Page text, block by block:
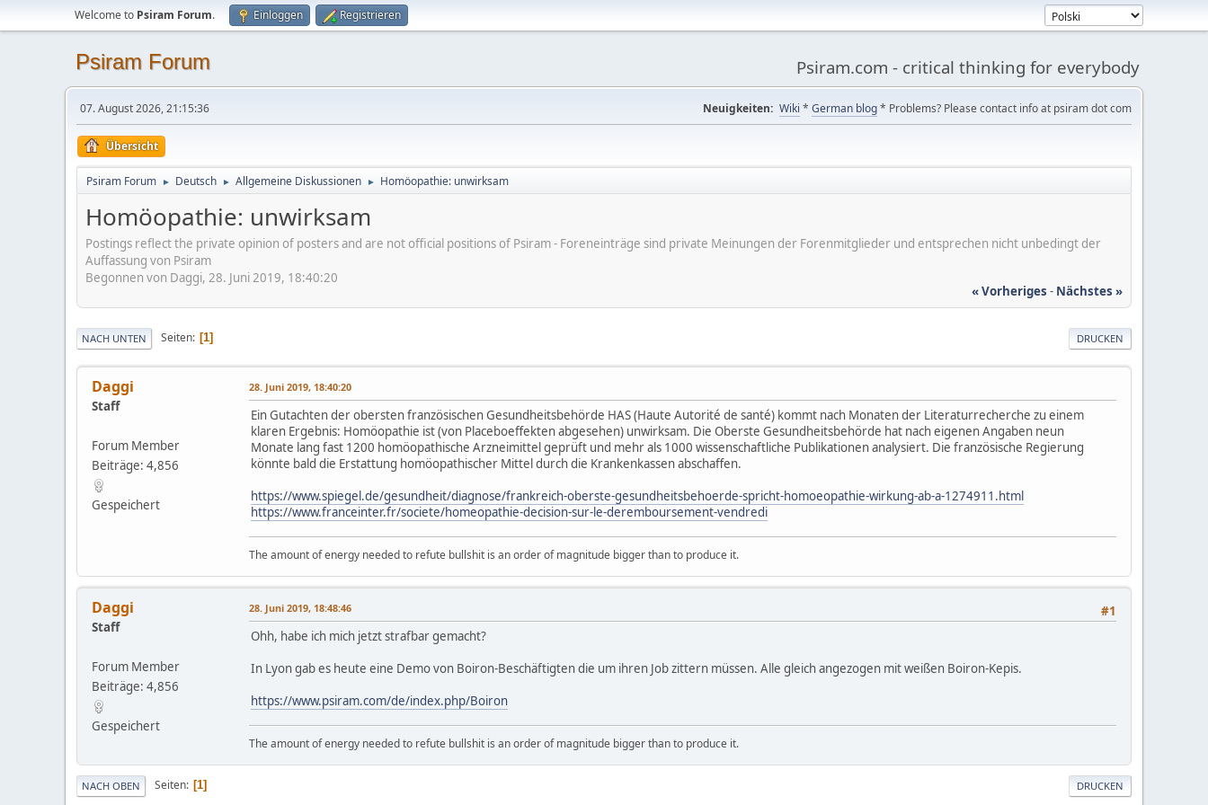
Welcome to Psiram Forum. Einloggen Registrieren
Psiram Forum Psiram.com - critical thinking for everybody
07. August 2026, 21:15:36 Neuigkeiten: Wiki * German blog* Problems? Please contact info at psiram dot com
Übersicht
Psiram Forum ► Deutsch ► Allgemeine Diskussionen ► Homöopathie: unwirksam
Homöopathie: unwirksam
Postings reflect the private opinion of posters and are not official positions of Psiram - Foreneinträge sind private Meinungen der Forenmitglieder und entsprechen nicht unbedingt der
Auffassung von Psiram
Begonnen von Daggi, 28. Juni 2019, 18:40:20
« Vorheriges - Nächstes »
DRUCKEN
NACH UNTEN Seiten 1
Daggi
Staff
Forum Member
Beiträge: 4,856
Gespeichert
28. Juni 2019, 18:40:20
Ein Gutachten der obersten französischen Gesundheitsbehörde HAS (Haute Autorité de santé) kommt nach Monaten der Literaturrecherche zu einem
klaren Ergebnis: Homöopathie ist (von Placeboeffekten abgesehen) unwirksam. Die Oberste Gesundheitsbehörde hat nach eigenen Angaben neun
Monate lang fast 1200 homöopathische Arzneimittel geprüft und mehr als 1000 wissenschaftliche Publikationen analysiert. Die französische Regierung
könnte bald die Erstattung homöopathischer Mittel durch die Krankenkassen abschaffen.
https://www.spiegel.de/gesundheit/diagnose/frankreich-oberste-gesundheitsbehoerde-spricht-homoeopathie-wirkung-ab-a-1274911.html
https://www.franceinter.fr/societe/homeopathie-decision-sur-le-deremboursement-vendredi
The amount of energy needed to refute bullshit is an order of magnitude bigger than to produce it.
Daggi
Staff
Forum Member
Beiträge: 4,856
Gespeichert
#1
28. Juni 2019, 18:48:46
Ohh, habe ich mich jetzt strafbar gemacht?
In Lyon gab es heute eine Demo von Boiron-Beschäftigten die um ihren Job zittern müssen. Alle gleich angezogen mit weißen Boiron-Kepis.
https://www.psiram.com/de/index.php/Boiron
The amount of energy needed to refute bullshit is an order of magnitude bigger than to produce it.
DRUCKEN
NACH OBEN Seiten 1